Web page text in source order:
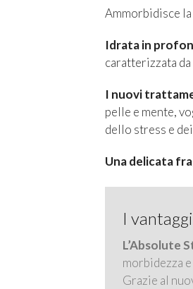
Ammorbidisce
Idrata in
caratterizzata
I nuovi
pelle e mente,
dello stress e
Una delicata
I
L’Absolute
morbidezza
Grazie al